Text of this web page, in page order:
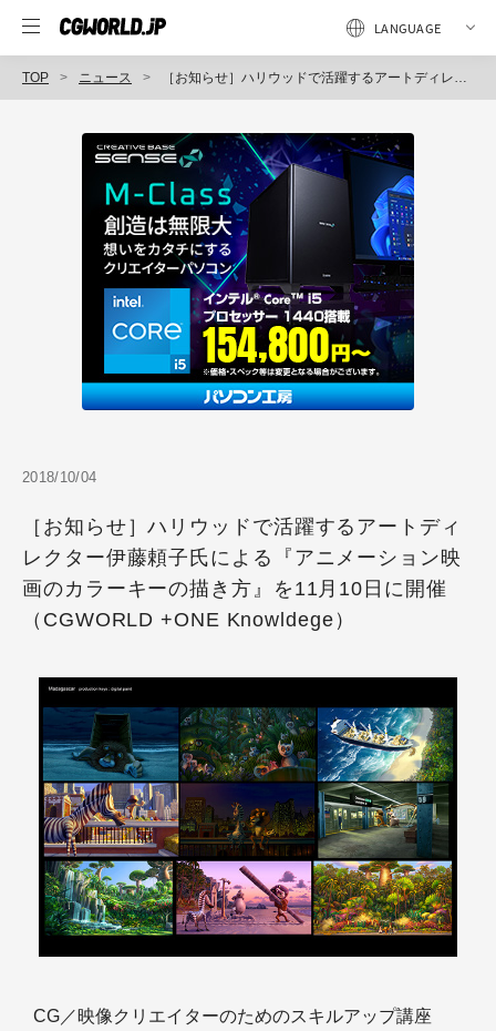
TOP ニュース ［お知らせ］ハリウッドで活躍するアートディレクター伊藤頼子氏による『アニメーション映画のカラーキーの描き方』を11月10日に開催（CGWORLD +ONE Knowldege）
2018/10/04
［お知らせ］ハリウッドで活躍するアートディ
レクター伊藤頼子氏による『アニメーション映
画のカラーキーの描き方』を11月10日に開催
（CGWORLD +ONE Knowldege）
CG／映像クリエイターのためのスキルアップ講座